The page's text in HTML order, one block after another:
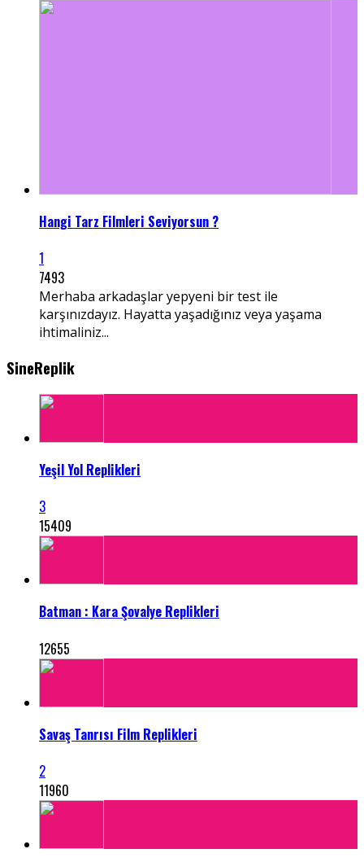
Hangi Tarz Filmleri Seviyorsun ?
1
7493
Merhaba arkadaşlar yepyeni bir test ile
karşınızdayız. Hayatta yaşadığınız veya yaşama
ihtimaliniz...
SineReplik
Yeşil Yol Replikleri
3
15409
Batman : Kara Şovalye Replikleri
12655
Savaş Tanrısı Film Replikleri
2
11960